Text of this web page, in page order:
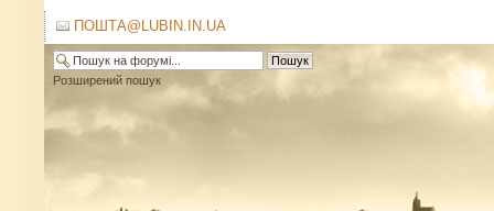
ПОШТА@LUBIN.IN.UA
Розширений пошук